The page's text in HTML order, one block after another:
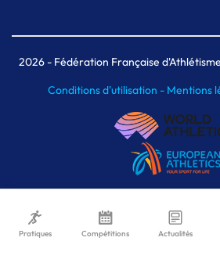
Meeting de Paris
MAIF Ekiden de
2026- Fédération Française
Conditions d'utilisation - Mentions
Pratiques Compétitions Actualités